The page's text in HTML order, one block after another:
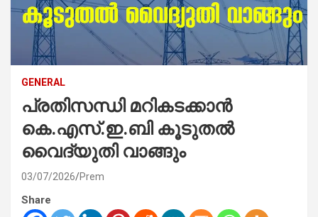
GENERAL
പ്രതിസന്ധി മറികടക്കാൻ
കെ.എസ്.ഇ.ബി കൂടുതൽ
വൈദ്യുതി വാങ്ങും
03/07/2026 Prem
Share